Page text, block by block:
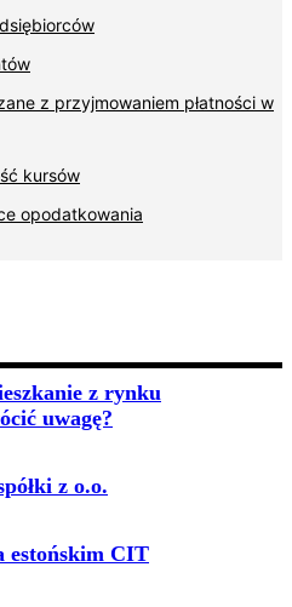
z przyjmowaniem płatności w
kursów
opodatkowania
z rynku
uwagę?
z o.o.
estońskim CIT